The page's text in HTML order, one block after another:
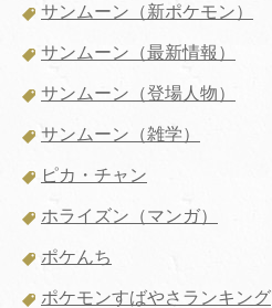
サンムーン（新ポケモン）
サンムーン（最新情報）
サンムーン（登場人物）
サンムーン（雑学）
ピカ・チャン
ホライズン（マンガ）
ポケんち
ポケモンすばやさランキング